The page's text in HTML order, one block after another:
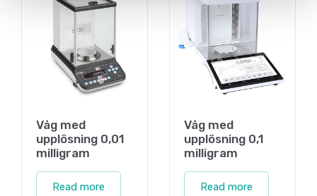
Våg med
upplösning 0,01
milligram
Read more
Våg med
upplösning 0,1
milligram
Read more